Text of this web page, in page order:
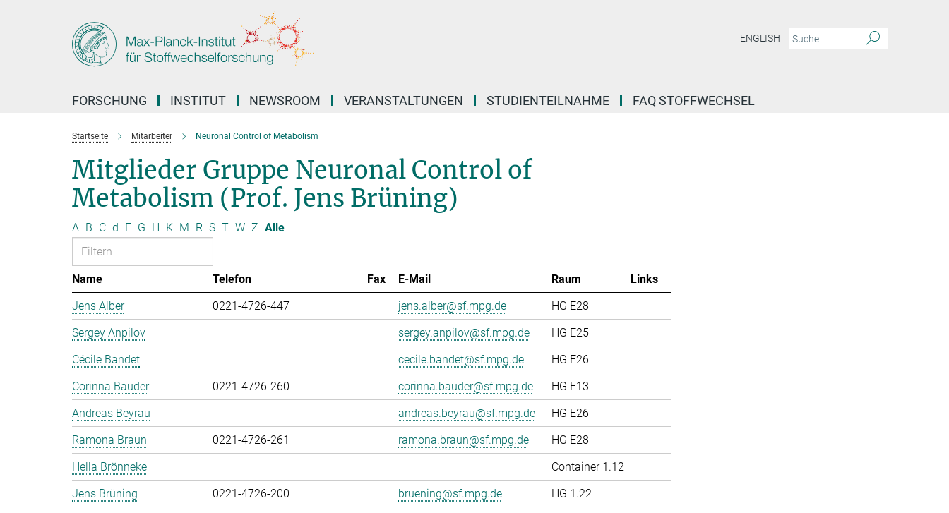
ENGLISH
FORSCHUNG INSTITUT NEWSROOM VERANSTALTUNGEN STUDIENTEILNAHME FAQ STOFFWECHSEL
Startseite Mitarbeiter Neuronal Control of Metabolism
Mitglieder Gruppe Neuronal Control of
Metabolism (Prof. Jens Brüning)
A B C d F G H K M R S T W Z Alle
Name Telefon Fax E-Mail Raum
Links
Jens Alber
0221-4726-447 jens.alber@sf.mpg.de
HG E28
Sergey Anpilov
sergey.anpilov@sf.mpg.de
HG E25
Cécile Bandet
cecile.bandet@sf.mpg.de
HG E26
Corinna Bauder
0221-4726-260 corinna.bauder@sf.mpg.de
HG E13
Andreas Beyrau
andreas.beyrau@sf.mpg.de
HG E26
Ramona Braun
0221-4726-261 ramona.braun@sf.mpg.de
HG E28
Hella Brönneke
Container 1.12
Jens Brüning
0221-4726-200 bruening@sf.mpg.de
HG 1.22